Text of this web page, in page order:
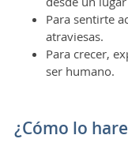
Para sentirte
atraviesas.
Para crecer,
ser humano.
¿Cómo lo